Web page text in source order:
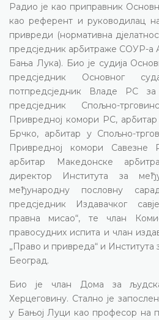
Радио је као приправник
као референт и руководилац
привреди (нормативна
предсједник арбитраже СОУР-а
Бања Лука). Био је судија
предсједник Основног
потпредсједник Владе РС
предсједник Спољно-
Привредној комори РС,
Брчко, арбитар у Спољно-
Привредној комори Савезне
арбитар Македонске
директор Института за
међународну пословну
предсједник Издавачког
правна мисао“, те члан
правосудних испита и члан
„Право и привреда“ и Института
Београд.
Био је члан Дома за
Херцеговину. Стално је
у Бањој Луци као професор на